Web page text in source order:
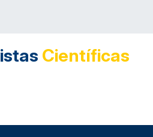
Científicas